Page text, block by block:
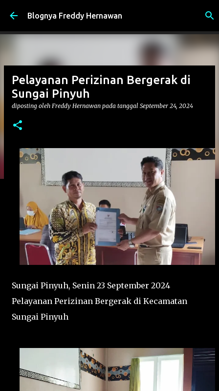
Langsung ke konten utama
Blognya Freddy Hernawan
Pelayanan Perizinan Bergerak di
Sungai Pinyuh
diposting oleh Freddy Hernawan pada tanggal September 24, 2024
Sungai Pinyuh, Senin 23 September 2024
Pelayanan Perizinan Bergerak di Kecamatan
Sungai Pinyuh